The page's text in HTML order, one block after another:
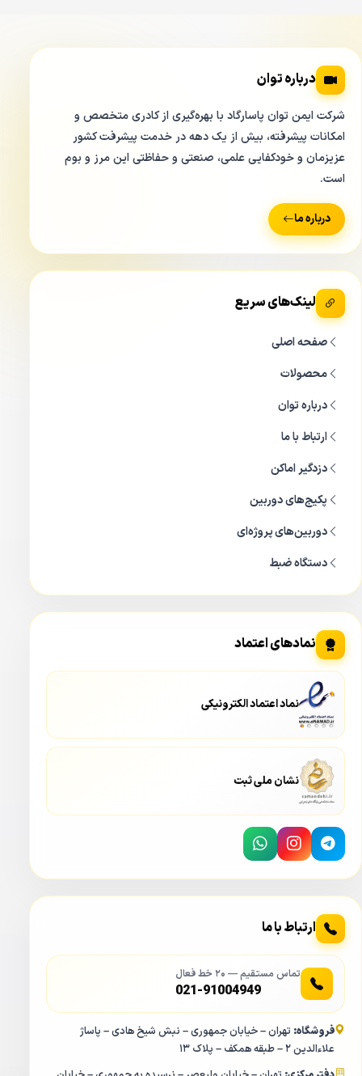
درباره توان
شرکت ایمن توان پاسارگاد با بهره‌گیری از کادری متخصص و
امکانات پیشرفته، بیش از یک دهه در خدمت پیشرفت کشور
عزیزمان و خودکفایی علمی، صنعتی و حفاظتی این مرز و بوم
است.
درباره ما
لینک‌های سریع
صفحه اصلی
محصولات
درباره توان
ارتباط با ما
دزدگیر اماکن
پکیج‌های دوربین
دوربین‌های پروژه‌ای
دستگاه ضبط
نمادهای اعتماد
نماد اعتماد الکترونیکی
نشان ملی ثبت
ارتباط با ما
تماس مستقیم — ۲۰ خط فعال
021-91004949
فروشگاه: تهران – خیابان جمهوری – نبش شیخ هادی – پاساژ
علاءالدین ۲ – طبقه همکف – پلاک ۱۳